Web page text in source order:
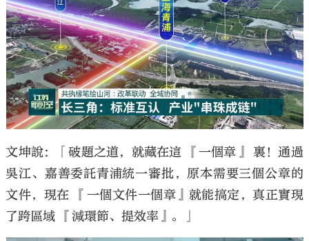
文坤說：「破題之道，就藏在這 『一個章』 裏！通過
吳江、嘉善委託青浦統一審批，原本需要三個公章的
文件，現在 『一個文件一個章』就能搞定，真正實現
了跨區域 『減環節、提效率』。」